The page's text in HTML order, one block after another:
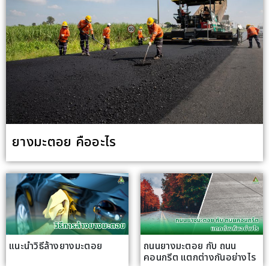
ยางมะตอย คืออะไร
แนะนำวิธีล้างยางมะตอย ถนนยางมะตอย กับ ถนน
คอนกรีต แตกต่างกันอย่างไร